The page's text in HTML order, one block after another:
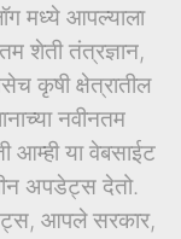
मध्ये आपल्याला
शेती तंत्रज्ञान,
कृषी क्षेत्रातील
नवीनतम
आम्ही या वेबसाईट
अपडेट्स देतो.
आपले सरकार,